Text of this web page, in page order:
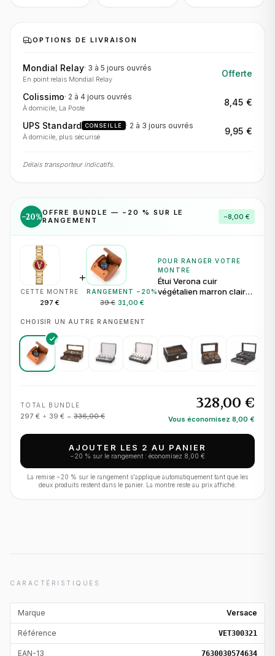
OPTIONS DE LIVRAISON
Mondial Relay· 3 à 5 jours ouvrés
En point relais Mondial Relay
Offerte
Colissimo· 2 à 4 jours ouvrés
À domicile, La Poste
8,45 €
UPS Standard CONSEILLÉ · 2 à 3 jours ouvrés
À domicile, plus sécurisé
9,95 €
Délais transporteur indicatifs.
−20%OFFRE BUNDLE — − 20 % SUR LE
RANGEMENT
−8,00 €
CETTE MONTRE
297 €
+
RANGEMENT − 20 %
39 € 31,00 €
POUR RANGER VOTRE
MONTRE
Étui Verona cuir
végétalien marron clair
CHOISIR UN AUTRE RANGEMENT
TOTAL BUNDLE
297 € + 39 € = 336,00 €
328,00 €
Vous économisez 8,00 €
AJOUTER LES 2 AU PANIER
−20 % sur le rangement : économisez 8,00 €
La remise −20 % sur le rangement s'applique automatiquement tant que les
deux produits restent dans le panier. La montre reste au prix affiché.
CARACTÉRISTIQUES
Marque Versace
Référence VET300321
EAN-13 7630030574634